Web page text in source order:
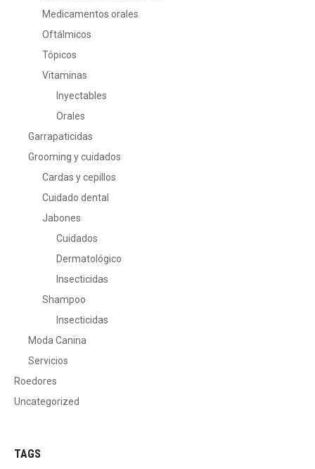
Medicamentos orales
Oftálmicos
Tópicos
Vitaminas
Inyectables
Orales
Garrapaticidas
Grooming y cuidados
Cardas y cepillos
Cuidado dental
Jabones
Cuidados
Dermatológico
Insecticidas
Shampoo
Insecticidas
Moda Canina
Servicios
Roedores
Uncategorized
TAGS